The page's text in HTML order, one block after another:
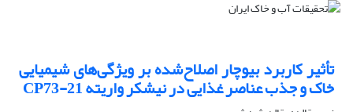
تأثیر کاربرد بیوچار اصلاح‌شده بر ویژگی‌های شیمیایی
خاک و جذب عناصر غذایی در نیشکر واریته CP73-21